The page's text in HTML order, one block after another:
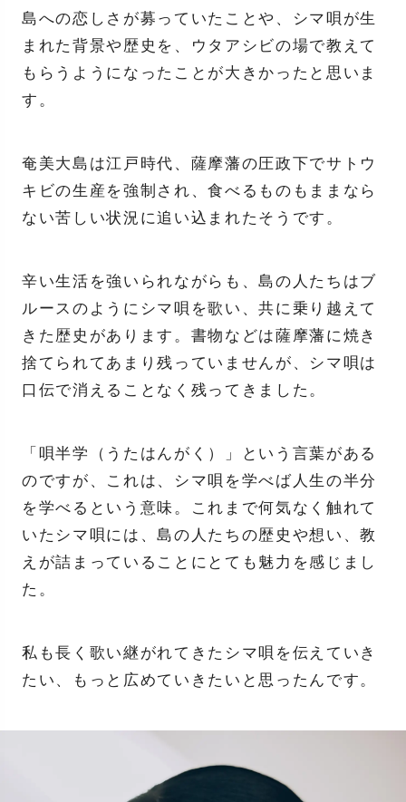
島への恋しさが募っていたことや、シマ唄が生
まれた背景や歴史を、ウタアシビの場で教えて
もらうようになったことが大きかったと思いま
す。
奄美大島は江戸時代、薩摩藩の圧政下でサトウ
キビの生産を強制され、食べるものもままなら
ない苦しい状況に追い込まれたそうです。
辛い生活を強いられながらも、島の人たちはブ
ルースのようにシマ唄を歌い、共に乗り越えて
きた歴史があります。書物などは薩摩藩に焼き
捨てられてあまり残っていませんが、シマ唄は
口伝で消えることなく残ってきました。
「唄半学（うたはんがく）」という言葉がある
のですが、これは、シマ唄を学べば人生の半分
を学べるという意味。これまで何気なく触れて
いたシマ唄には、島の人たちの歴史や想い、教
えが詰まっていることにとても魅力を感じまし
た。
私も長く歌い継がれてきたシマ唄を伝えていき
たい、もっと広めていきたいと思ったんです。